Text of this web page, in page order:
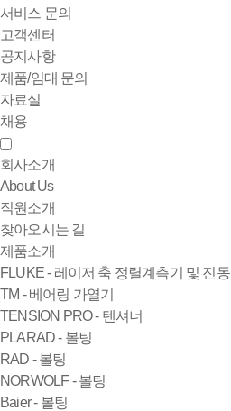
서비스 문의
고객센터
공지사항
제품/임대 문의
자료실
채용
회사소개
About Us
직원소개
찾아오시는 길
제품소개
FLUKE - 레이저 축 정렬계측기 및 진동
TM - 베어링 가열기
TENSION PRO - 텐셔너
PLARAD - 볼팅
RAD - 볼팅
NORWOLF - 볼팅
Baier - 볼팅